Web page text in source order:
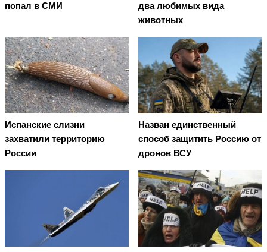
попал в СМИ
два любимых вида
животных
Испанские слизни
захватили территорию
России
Назван единственный
способ защитить Россию от
дронов ВСУ